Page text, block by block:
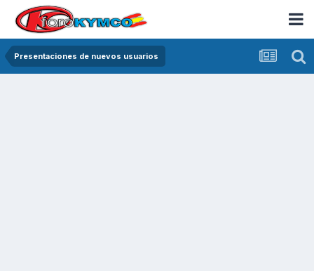
Presentaciones de nuevos usuarios